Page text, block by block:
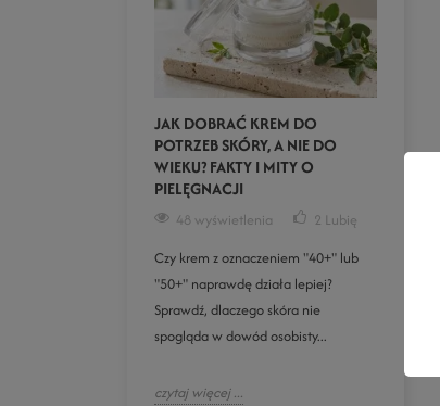
JAK DOBRAĆ KREM DO
POTRZEB SKÓRY, A NIE DO
WIEKU? FAKTY I MITY O
PIELĘGNACJI
48 wyświetlenia 2 Lubię
Czy krem z oznaczeniem "40+" lub
"50+" naprawdę działa lepiej?
Sprawdź, dlaczego skóra nie
spogląda w dowód osobisty...
czytaj więcej ...